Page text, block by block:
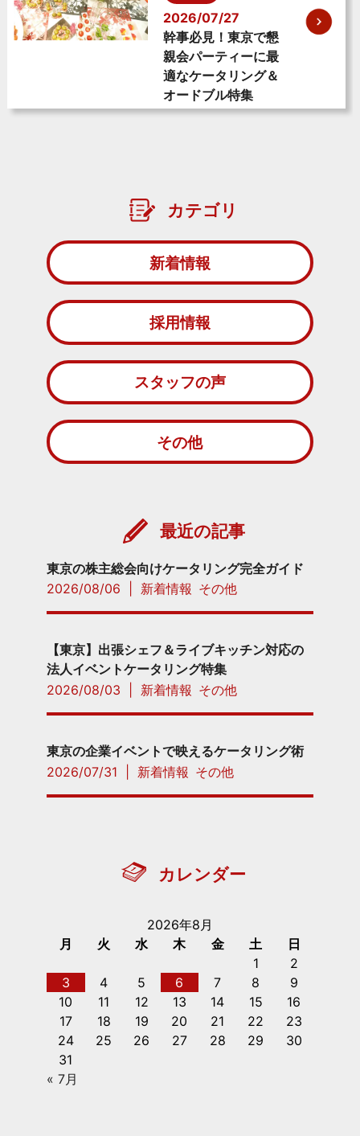
2026/07/27
幹事必見！東京で懇
親会パーティーに最
適なケータリング＆
オードブル特集
カテゴリ
新着情報
採用情報
スタッフの声
その他
最近の記事
東京の株主総会向けケータリング完全ガイド
2026/08/06
新着情報 その他
【東京】出張シェフ＆ライブキッチン対応の
法人イベントケータリング特集
2026/08/03
新着情報 その他
東京の企業イベントで映えるケータリング術
2026/07/31
新着情報 その他
カレンダー
2026年8月
月
火 水 木 金 土
日
1
2
3
4 5 6 7 8
9
10
11 12 13 14 15
16
17
18 19 20 21 22
23
24
25 26 27 28 29
30
31
« 7月